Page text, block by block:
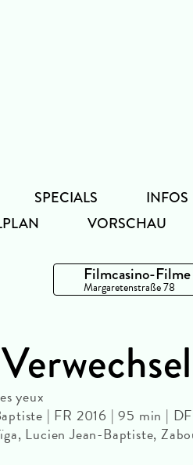
VORSCHAU
SPECIALS INFOS
Filmcasino-Filme
Margaretenstraße 78
yeux
| FR 2016 | 95 min |
Lucien Jean-Baptiste,